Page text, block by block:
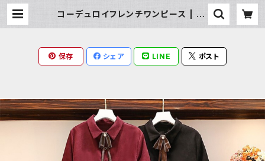
コーデュロイフレンチワンピース | Mi
保存 シェア LINE ポスト